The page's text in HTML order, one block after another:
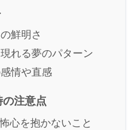
鮮明さ
れる夢のパターン
情や直感
注意点
心を抱かないこと